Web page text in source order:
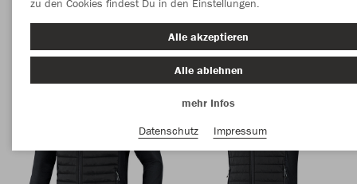
zu den Cookies findest Du in den Einstellungen.
Alle akzeptieren
Alle ablehnen
mehr Infos
Datenschutz
Impressum